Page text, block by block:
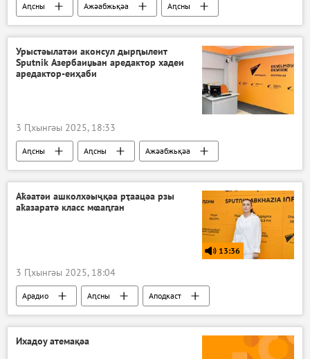
Аԥсны Ажәабжьқәа Аԥсны
Урыстәылатәи аконсул дырԥылеит
Sputnik Азербаиџьан аредактор хадеи
аредактор-еиҳаби
3 Ԥхынгәы 2025, 18:33
Аԥсны Аԥсны Ажәабжьқәа
Аҟәатәи ашколхәыҷқәа рҭаацәа рзы
аҟазаратә класс мҩаԥган
13:36
3 Ԥхынгәы 2025, 18:04
Арадио Аԥсны Аподкаст
Ихадоу атемақәа